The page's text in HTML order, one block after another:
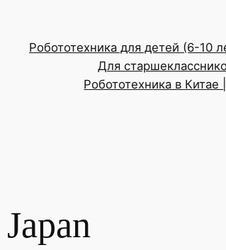
Робототехника для детей (6-10
Для
Робототехника в Китае
Japan